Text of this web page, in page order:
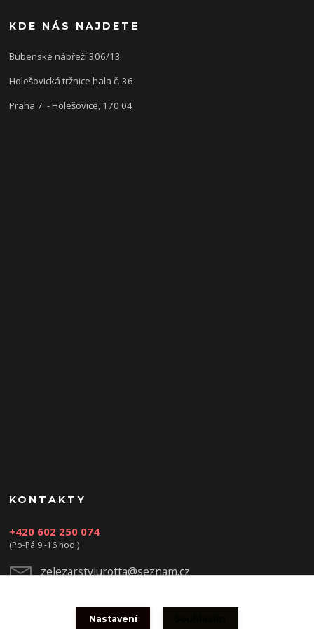
KDE NÁS NAJDETE
Bubenské nábřeží 306/13
Holešovická tržnice hala č. 36
Praha 7 - Holešovice, 170 04
KONTAKTY
+420 602 250 074
(Po-Pá 9 -16 hod.)
zelezarstviurotta@seznam.cz
Nastavení